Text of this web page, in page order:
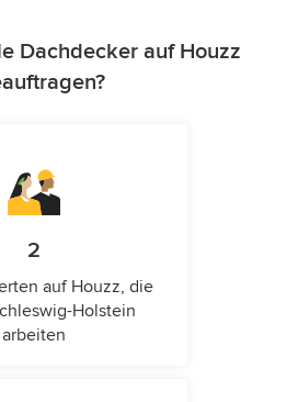
Dachdecker auf Houzz
2
auf Houzz, die
Holstein
arbeiten